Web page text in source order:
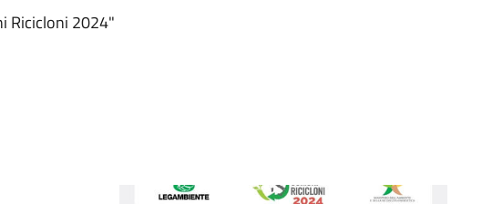
Ricicloni 2024"